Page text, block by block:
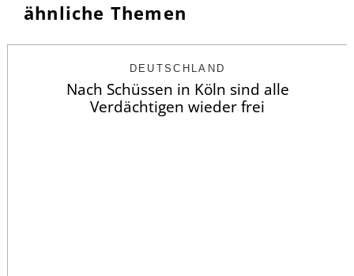
ähnliche Themen
DEUTSCHLAND
Nach Schüssen in Köln sind alle
Verdächtigen wieder frei